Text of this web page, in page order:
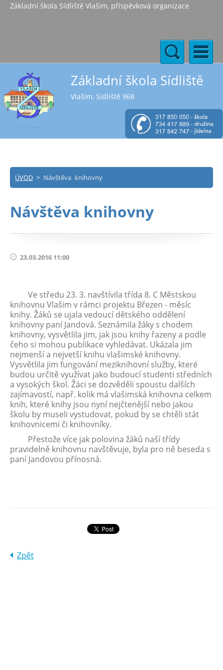
Základní škola Sídliště Vlašim, příspěvková organizace
Základní škola Sídliště
Vlašim, Sídliště 968
ÚVOD > Návštěva knihovny
Návštěva knihovny
23.03.2016 11:00
Ve středu 23. 3. navštívila třída 8. C Městskou
knihovnu Vlašim v rámci projektu Březen - měsíc
knihy. Žáků se ujala vedoucí dětského oddělení
knihovny paní Jandová. Seznámila žáky s chodem
knihovny, vysvětlila jim, jak jsou knihy řazeny a podle
čeho si mohou publikace vyhledávat. Ukázala jim
nejmenší a nejvetší knihu vlašimské knihovny.
Vysvětlila jim fungování meziknihovní služby, které
budou určitě využívat jako budoucí studenti středních
a vysokých škol. Žáci se dozvěděli spoustu dalších
zajímavostí, např. kolik má vlašimská knihovna celkem
knih, které knihy jsou nyní nejčtenější nebo jakou
školu by museli vystudovat, pokud by se chtěli stát
knihovnicemi či knihovníky.
Přestože více jak polovina žáků naší třídy
pravidelně knihovnu navštěvuje, byla pro ně beseda s
paní Jandovou přínosná.
Zpět